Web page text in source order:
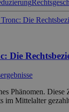
Die
Phänomen.
im Mittelalter